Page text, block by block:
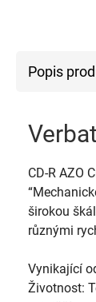
Popis
CD-R AZO
širokou
různými
Vynikající
Životnost: